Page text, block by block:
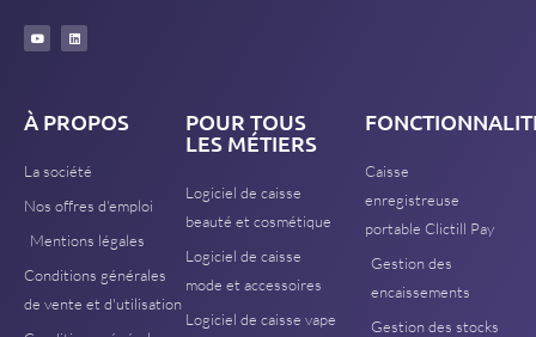
À PROPOS
La société
Nos offres d'emploi
Mentions légales
Conditions générales
de vente et d'utilisation
POUR TOUS
LES MÉTIERS
Logiciel de caisse
beauté et cosmétique
Logiciel de caisse
mode et accessoires
Logiciel de caisse vape
Caisse
enregistreuse
portable Clictill Pay
Gestion des
encaissements
Gestion des stocks